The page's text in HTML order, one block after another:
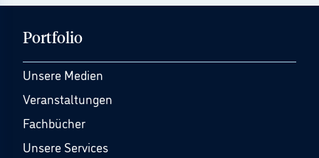
Portfolio
Unsere Medien
Veranstaltungen
Fachbücher
Unsere Services